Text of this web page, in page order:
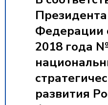
Федерации
2018 года
развития